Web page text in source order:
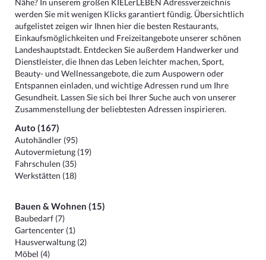
Nähe? In unserem großen KIELerLEBEN Adressverzeichnis
werden Sie mit wenigen Klicks garantiert fündig. Übersichtlich
aufgelistet zeigen wir Ihnen hier die besten Restaurants,
Einkaufsmöglichkeiten und Freizeitangebote unserer schönen
Landeshauptstadt. Entdecken Sie außerdem Handwerker und
Dienstleister, die Ihnen das Leben leichter machen, Sport,
Beauty- und Wellnessangebote, die zum Auspowern oder
Entspannen einladen, und wichtige Adressen rund um Ihre
Gesundheit. Lassen Sie sich bei Ihrer Suche auch von unserer
Zusammenstellung der beliebtesten Adressen inspirieren.
Auto (167)
Autohändler (95)
Autovermietung (19)
Fahrschulen (35)
Werkstätten (18)
Bauen & Wohnen (15)
Baubedarf (7)
Gartencenter (1)
Hausverwaltung (2)
Möbel (4)